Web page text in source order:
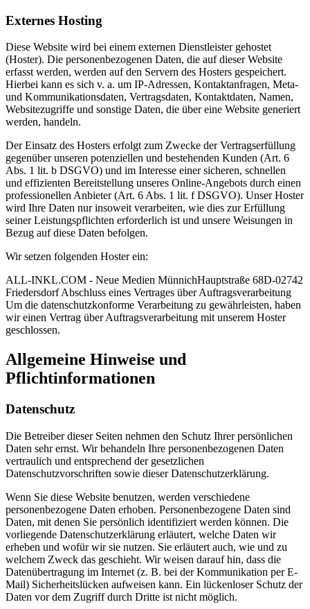
Externes Hosting
Diese Website wird bei einem externen Dienstleister gehostet
(Hoster). Die personenbezogenen Daten, die auf dieser Website
erfasst werden, werden auf den Servern des Hosters gespeichert.
Hierbei kann es sich v. a. um IP-Adressen, Kontaktanfragen, Meta-
und Kommunikationsdaten, Vertragsdaten, Kontaktdaten, Namen,
Websitezugriffe und sonstige Daten, die über eine Website generiert
werden, handeln.
Der Einsatz des Hosters erfolgt zum Zwecke der Vertragserfüllung
gegenüber unseren potenziellen und bestehenden Kunden (Art. 6
Abs. 1 lit. b DSGVO) und im Interesse einer sicheren, schnellen
und effizienten Bereitstellung unseres Online-Angebots durch einen
professionellen Anbieter (Art. 6 Abs. 1 lit. f DSGVO). Unser Hoster
wird Ihre Daten nur insoweit verarbeiten, wie dies zur Erfüllung
seiner Leistungspflichten erforderlich ist und unsere Weisungen in
Bezug auf diese Daten befolgen.
Wir setzen folgenden Hoster ein:
ALL-INKL.COM - Neue Medien MünnichHauptstraße 68D-02742
Friedersdorf Abschluss eines Vertrages über Auftragsverarbeitung
Um die datenschutzkonforme Verarbeitung zu gewährleisten, haben
wir einen Vertrag über Auftragsverarbeitung mit unserem Hoster
geschlossen.
Allgemeine Hinweise und
Pflichtinformationen
Datenschutz
Die Betreiber dieser Seiten nehmen den Schutz Ihrer persönlichen
Daten sehr ernst. Wir behandeln Ihre personenbezogenen Daten
vertraulich und entsprechend der gesetzlichen
Datenschutzvorschriften sowie dieser Datenschutzerklärung.
Wenn Sie diese Website benutzen, werden verschiedene
personenbezogene Daten erhoben. Personenbezogene Daten sind
Daten, mit denen Sie persönlich identifiziert werden können. Die
vorliegende Datenschutzerklärung erläutert, welche Daten wir
erheben und wofür wir sie nutzen. Sie erläutert auch, wie und zu
welchem Zweck das geschieht. Wir weisen darauf hin, dass die
Datenübertragung im Internet (z. B. bei der Kommunikation per E-
Mail) Sicherheitslücken aufweisen kann. Ein lückenloser Schutz der
Daten vor dem Zugriff durch Dritte ist nicht möglich.